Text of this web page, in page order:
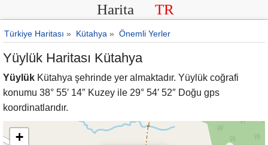
Harita TR
Türkiye Haritası » Kütahya » Önemli Yerler
Yüylük Haritası Kütahya
Yüylük Kütahya şehrinde yer almaktadır. Yüylük coğrafi
konumu 38° 55′ 14″ Kuzey ile 29° 54′ 52″ Doğu gps
koordinatlarıdır.
+